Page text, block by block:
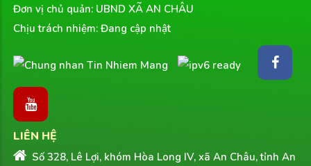
Đơn vị chủ quản: UBND XÃ AN CHÂU
Chịu trách nhiệm: Đang cập nhật
LIÊN HỆ
Số 328, Lê Lợi, khóm Hòa Long IV, xã An Châu, tỉnh An